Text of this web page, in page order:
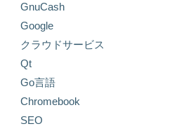
GnuCash
Google
クラウドサービス
Qt
Go言語
Chromebook
SEO